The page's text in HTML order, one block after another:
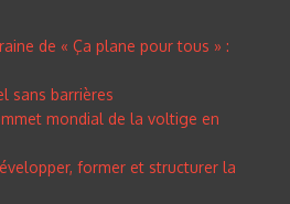
de « Ça plane pour tous » :
sans barrières
mondial de la voltige en
former et structurer la